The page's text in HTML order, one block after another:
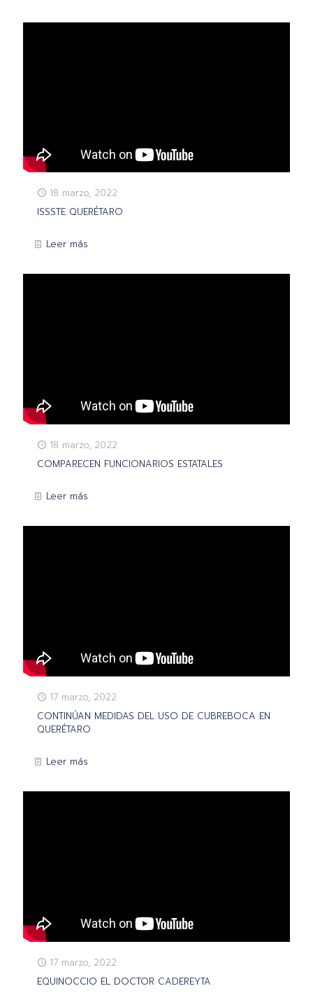
18 marzo, 2022
ISSSTE QUERÉTARO
Leer más
18 marzo, 2022
COMPARECEN FUNCIONARIOS ESTATALES
Leer más
17 marzo, 2022
CONTINÚAN MEDIDAS DEL USO DE CUBREBOCA EN
QUERÉTARO
Leer más
17 marzo, 2022
EQUINOCCIO EL DOCTOR CADEREYTA